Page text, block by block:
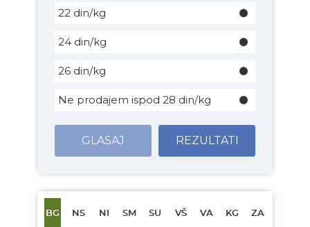
22 din/kg
24 din/kg
26 din/kg
Ne prodajem ispod 28 din/kg
GLASAJ REZULTATI
BG NS NI SM SU VŠ VA KG ZA